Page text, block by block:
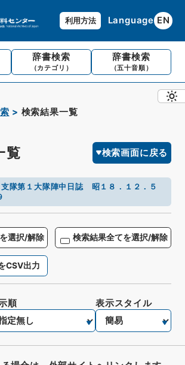
利用方法 Language EN
辞書検索
（カテゴリ）
辞書検索
（五十音順）
検索結果一覧
覧 検索画面に戻る
隊第１大隊陣中日誌 昭１８．１２．５
選択/解除 検索結果全てを選択/解除
CSV出力
順 表示スタイル